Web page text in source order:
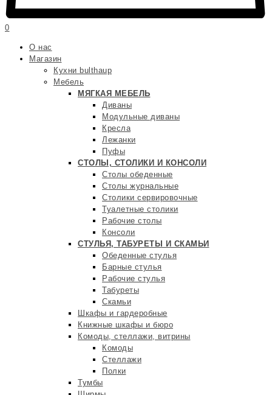
0
О нас
Магазин
Кухни bulthaup
Мебель
МЯГКАЯ МЕБЕЛЬ
Диваны
Модульные диваны
Кресла
Лежанки
Пуфы
СТОЛЫ, СТОЛИКИ И КОНСОЛИ
Столы обеденные
Столы журнальные
Столики сервировочные
Туалетные столики
Рабочие столы
Консоли
СТУЛЬЯ, ТАБУРЕТЫ И СКАМЬИ
Обеденные стулья
Барные стулья
Рабочие стулья
Табуреты
Скамьи
Шкафы и гардеробные
Книжные шкафы и бюро
Комоды, стеллажи, витрины
Комоды
Стеллажи
Полки
Тумбы